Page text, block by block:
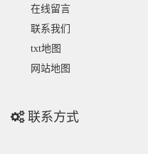
在线留言
联系我们
txt地图
网站地图
联系方式